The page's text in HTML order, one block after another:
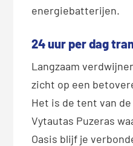
energiebatterijen.
24 uur per dag
Langzaam
zicht op een
Het is de tent van
Vytautas Puzeras
Oasis blijf je